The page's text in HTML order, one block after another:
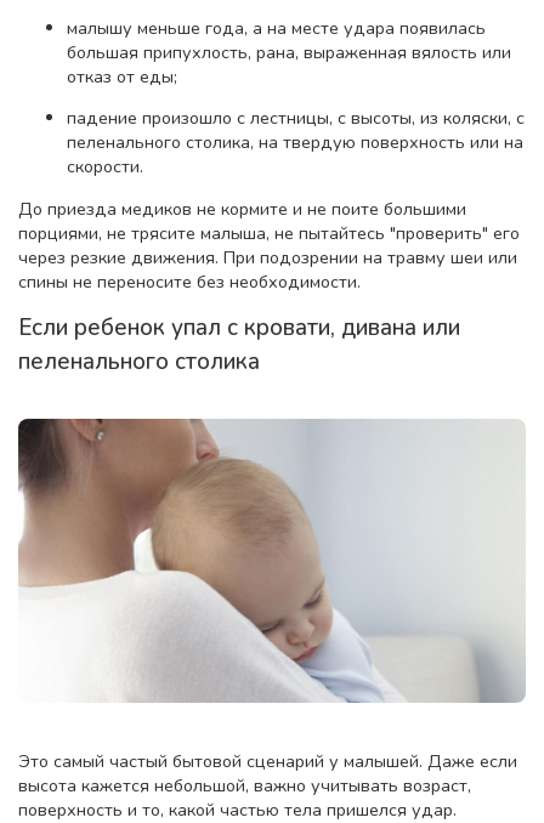
малышу меньше года, а на месте удара появилась
большая припухлость, рана, выраженная вялость или
отказ от еды;
падение произошло с лестницы, с высоты, из коляски, с
пеленального столика, на твердую поверхность или на
скорости.
До приезда медиков не кормите и не поите большими
порциями, не трясите малыша, не пытайтесь "проверить" его
через резкие движения. При подозрении на травму шеи или
спины не переносите без необходимости.
Если ребенок упал с кровати, дивана или
пеленального столика
Это самый частый бытовой сценарий у малышей. Даже если
высота кажется небольшой, важно учитывать возраст,
поверхность и то, какой частью тела пришелся удар.